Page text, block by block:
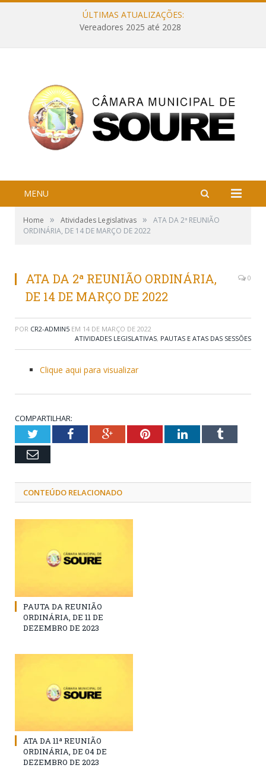
ÚLTIMAS ATUALIZAÇÕES:
Vereadores 2025 até 2028
MENU
Home » Atividades Legislativas »
ATA DA 2ª REUNIÃO
ORDINÁRIA, DE 14 DE MARÇO DE 2022
ATA DA 2ª REUNIÃO ORDINÁRIA,
DE 14 DE MARÇO DE 2022
0
POR CR2-ADMIN5 EM 14 DE MARÇO DE 2022
ATIVIDADES LEGISLATIVAS, PAUTAS E ATAS DAS SESSÕES
Clique aqui para visualizar
COMPARTILHAR:
TwitterFacebookGoogle+PinterestLinkedInTumblr
Email
CONTEÚDO RELACIONADO
PAUTA DA REUNIÃO
ORDINÁRIA, DE 11 DE
DEZEMBRO DE 2023
ATA DA 11ª REUNIÃO
ORDINÁRIA, DE 04 DE
DEZEMBRO DE 2023